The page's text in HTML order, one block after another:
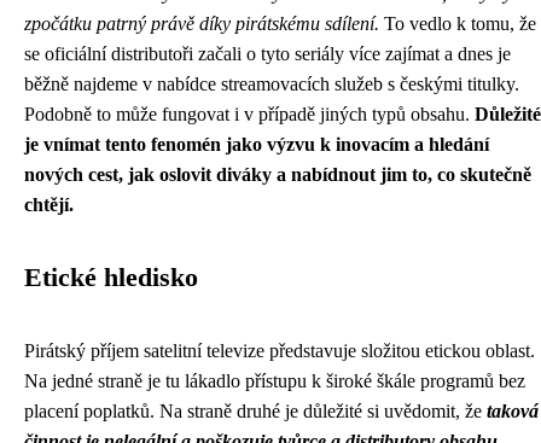
zpočátku patrný právě díky pirátskému sdílení. To vedlo k tomu, že
se oficiální distributoři začali o tyto seriály více zajímat a dnes je
běžně najdeme v nabídce streamovacích služeb s českými titulky.
Podobně to může fungovat i v případě jiných typů obsahu. Důležité
je vnímat tento fenomén jako výzvu k inovacím a hledání
nových cest, jak oslovit diváky a nabídnout jim to, co skutečně
chtějí.
Etické hledisko
Pirátský příjem satelitní televize představuje složitou etickou oblast.
Na jedné straně je tu lákadlo přístupu k široké škále programů bez
placení poplatků. Na straně druhé je důležité si uvědomit, že taková